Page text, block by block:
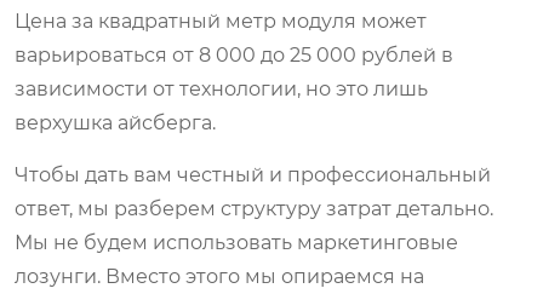
Цена за квадратный метр модуля может
варьироваться от 8 000 до 25 000 рублей в
зависимости от технологии, но это лишь
верхушка айсберга.
Чтобы дать вам честный и профессиональный
ответ, мы разберем структуру затрат детально.
Мы не будем использовать маркетинговые
лозунги. Вместо этого мы опираемся на